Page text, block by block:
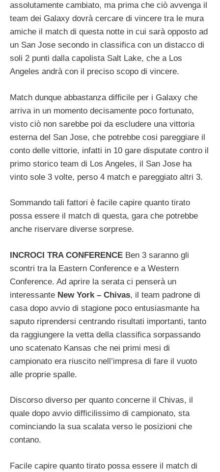
assolutamente cambiato, ma prima che ciò avvenga il
team dei Galaxy dovrà cercare di vincere tra le mura
amiche il match di questa notte in cui sarà opposto ad
un San Jose secondo in classifica con un distacco di
soli 2 punti dalla capolista Salt Lake, che a Los
Angeles andrà con il preciso scopo di vincere.
Match dunque abbastanza difficile per i Galaxy che
arriva in un momento decisamente poco fortunato,
visto ciò non sarebbe poi da escludere una vittoria
esterna del San Jose, che potrebbe cosi pareggiare il
conto delle vittorie, infatti in 10 gare disputate contro il
primo storico team di Los Angeles, il San Jose ha
vinto sole 3 volte, perso 4 match e pareggiato altri 3.
Sommando tali fattori è facile capire quanto tirato
possa essere il match di questa, gara che potrebbe
anche riservare diverse sorprese.
INCROCI TRA CONFERENCE Ben 3 saranno gli
scontri tra la Eastern Conference e a Western
Conference. Ad aprire la serata ci penserà un
interessante New York – Chivas, il team padrone di
casa dopo avvio di stagione poco entusiasmante ha
saputo riprendersi centrando risultati importanti, tanto
da raggiungere la vetta della classifica sorpassando
uno scatenato Kansas che nei primi mesi di
campionato era riuscito nell’impresa di fare il vuoto
alle proprie spalle.
Discorso diverso per quanto concerne il Chivas, il
quale dopo avvio difficilissimo di campionato, sta
cominciando la sua scalata verso le posizioni che
contano.
Facile capire quanto tirato possa essere il match di